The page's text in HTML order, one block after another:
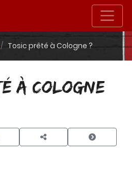
Tosic prêté à Cologne ?
À COLOGNE